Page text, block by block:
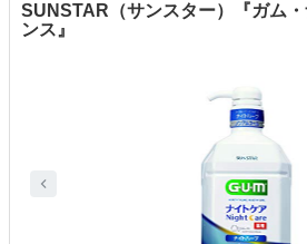
SUNSTAR（サンスター）『ガム・
ンス』